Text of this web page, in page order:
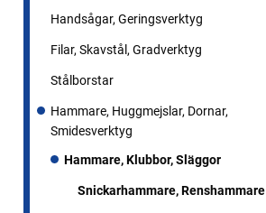
Handsågar, Geringsverktyg
Filar, Skavstål, Gradverktyg
Stålborstar
Hammare, Huggmejslar, Dornar,
Smidesverktyg
Hammare, Klubbor, Släggor
Snickarhammare, Renshammare